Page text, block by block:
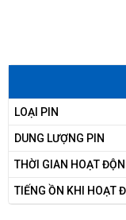
LOẠI PIN
DUNG LƯỢNG PIN
THỜI GIAN HOẠT
TIẾNG ỒN KHI HOẠT